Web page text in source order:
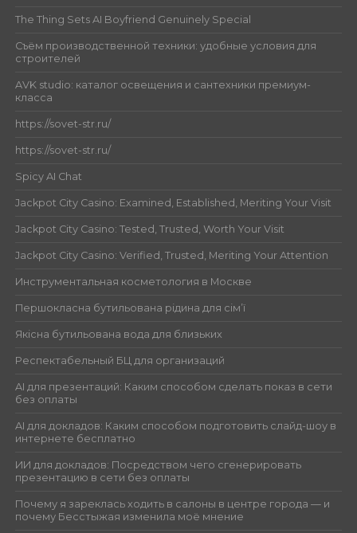
The Thing Sets AI Boyfriend Genuinely Special
Съём производственной техники: удобные условия для
строителей
AVK studio: каталог освещения и сантехники премиум-
класса
https://sovet-str.ru/
https://sovet-str.ru/
Spicy AI Chat
Jackpot City Casino: Examined, Established, Meriting Your Visit
Jackpot City Casino: Tested, Trusted, Worth Your Visit
Jackpot City Casino: Verified, Trusted, Meriting Your Attention
Инструментальная косметология в Москве
Першокласна бутильована рідина для сім’ї
Якісна бутильована вода для близьких
Респектабельный БЦ для организаций
AI для презентаций: Каким способом сделать показ в сети
без оплаты
AI для докладов: Каким способом подготовить слайд-шоу в
интернете бесплатно
ИИ для докладов: Посредством чего сгенерировать
презентацию в сети без оплаты
Почему я зареклась ходить в салоны в центре города — и
почему Бесстыжая изменила моё мнение